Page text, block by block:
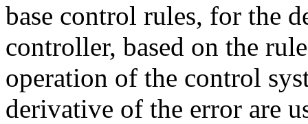
base control rules, for the
controller, based on the
operation of the control
derivative of the error are